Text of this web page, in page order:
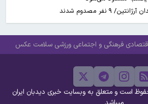
۹ نفر مصدوم شدند
فرهنگی و اجتماعی ورزشی سلامت عکس
است و متعلق به وبسایت خبری دیدبان ایران